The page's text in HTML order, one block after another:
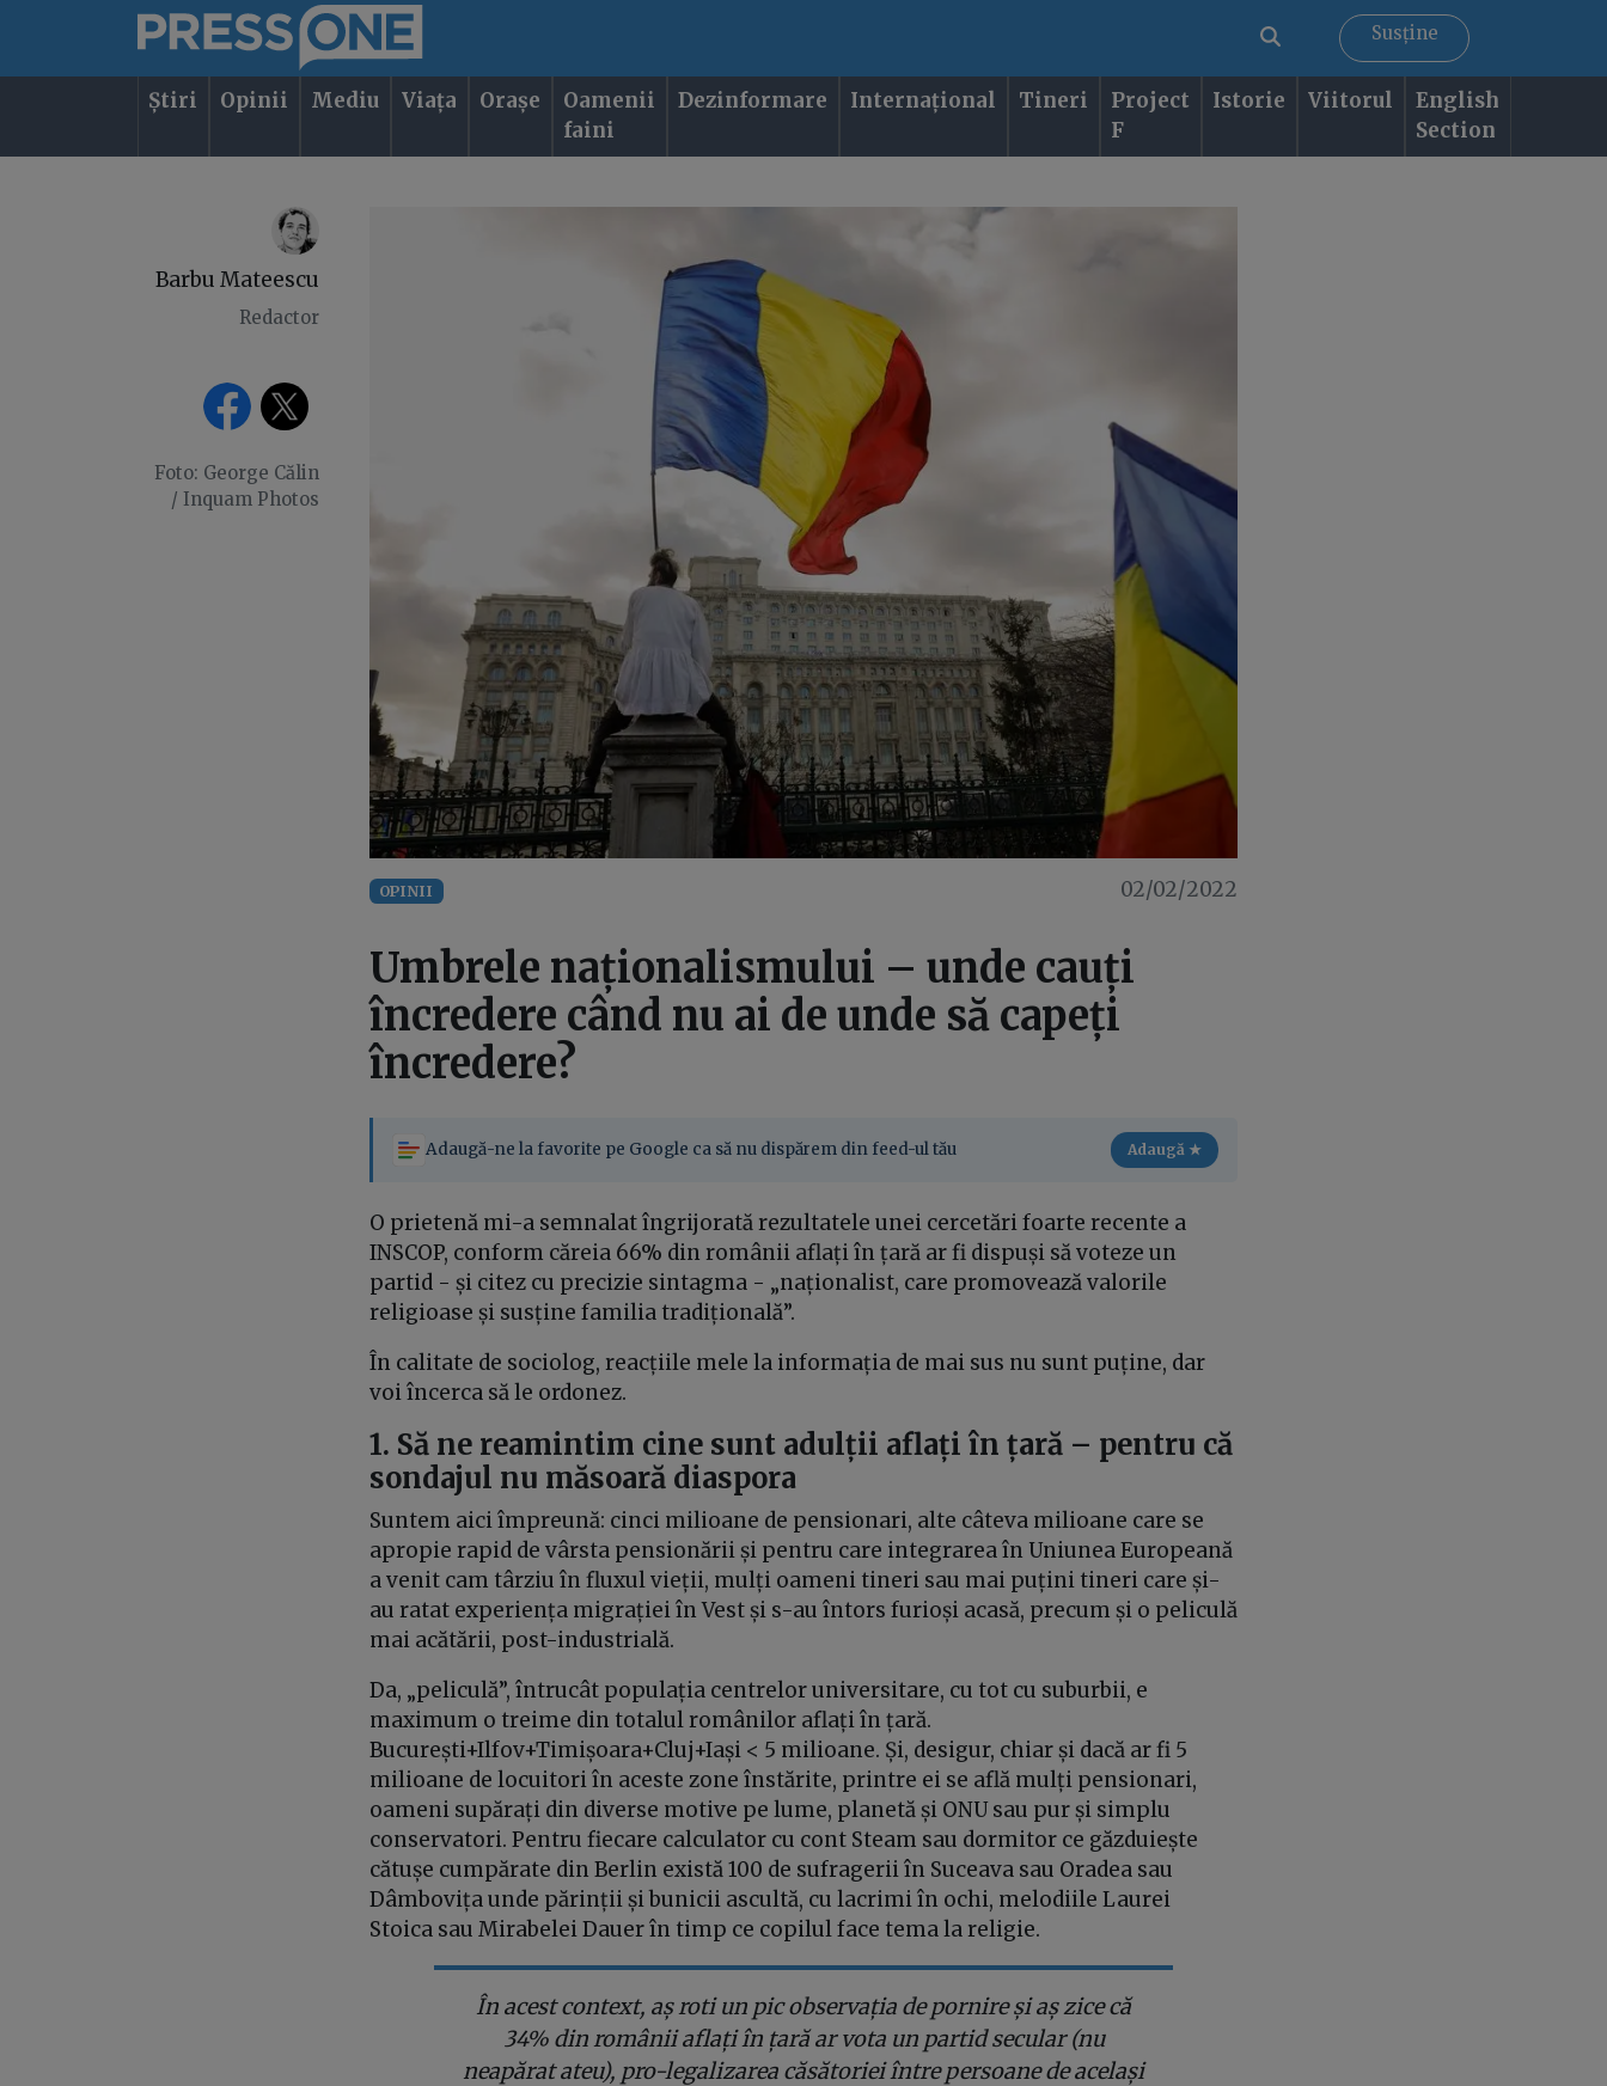
Susține
Știri Opinii Mediu Viața Orașe
Oamenii
faini
Dezinformare Internațional Tineri
Project
F
Istorie Viitorul
English
Section
Barbu Mateescu
Redactor
Foto: George Călin
/ Inquam Photos
OPINII 02/02/2022
Umbrele naționalismului – unde cauți
încredere când nu ai de unde să capeți
încredere?
Adaugă-ne la favorite pe Google ca să nu dispărem din feed-ul tău Adaugă ★
O prietenă mi-a semnalat îngrijorată rezultatele unei cercetări foarte recente a
INSCOP, conform căreia 66% din românii aflați în țară ar fi dispuși să voteze un
partid - și citez cu precizie sintagma - „naționalist, care promovează valorile
religioase și susține familia tradițională”.
În calitate de sociolog, reacțiile mele la informația de mai sus nu sunt puține, dar
voi încerca să le ordonez.
1. Să ne reamintim cine sunt adulții aflați în țară – pentru că
sondajul nu măsoară diaspora
Suntem aici împreună: cinci milioane de pensionari, alte câteva milioane care se
apropie rapid de vârsta pensionării și pentru care integrarea în Uniunea Europeană
a venit cam târziu în fluxul vieții, mulți oameni tineri sau mai puțini tineri care și-
au ratat experiența migrației în Vest și s-au întors furioși acasă, precum și o peliculă
mai acătării, post-industrială.
Da, „peliculă”, întrucât populația centrelor universitare, cu tot cu suburbii, e
maximum o treime din totalul românilor aflați în țară.
București+Ilfov+Timișoara+Cluj+Iași < 5 milioane. Și, desigur, chiar și dacă ar fi 5
milioane de locuitori în aceste zone înstărite, printre ei se află mulți pensionari,
oameni supărați din diverse motive pe lume, planetă și ONU sau pur și simplu
conservatori. Pentru fiecare calculator cu cont Steam sau dormitor ce găzduiește
cătușe cumpărate din Berlin există 100 de sufragerii în Suceava sau Oradea sau
Dâmbovița unde părinții și bunicii ascultă, cu lacrimi în ochi, melodiile Laurei
Stoica sau Mirabelei Dauer în timp ce copilul face tema la religie.
În acest context, aș roti un pic observația de pornire și aș zice că
34% din românii aflați în țară ar vota un partid secular (nu
neapărat ateu), pro-legalizarea căsătoriei între persoane de același